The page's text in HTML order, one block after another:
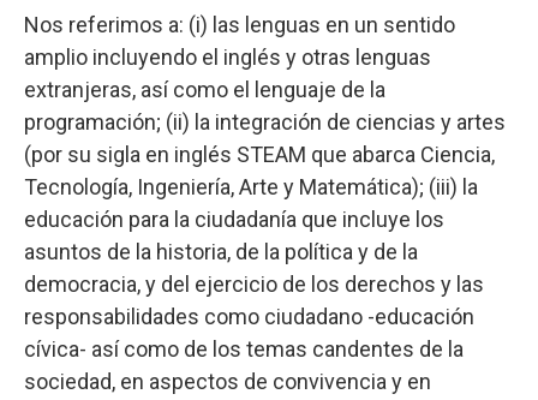
Nos referimos a: (i) las lenguas en un sentido
amplio incluyendo el inglés y otras lenguas
extranjeras, así como el lenguaje de la
programación; (ii) la integración de ciencias y artes
(por su sigla en inglés STEAM que abarca Ciencia,
Tecnología, Ingeniería, Arte y Matemática); (iii) la
educación para la ciudadanía que incluye los
asuntos de la historia, de la política y de la
democracia, y del ejercicio de los derechos y las
responsabilidades como ciudadano -educación
cívica- así como de los temas candentes de la
sociedad, en aspectos de convivencia y en